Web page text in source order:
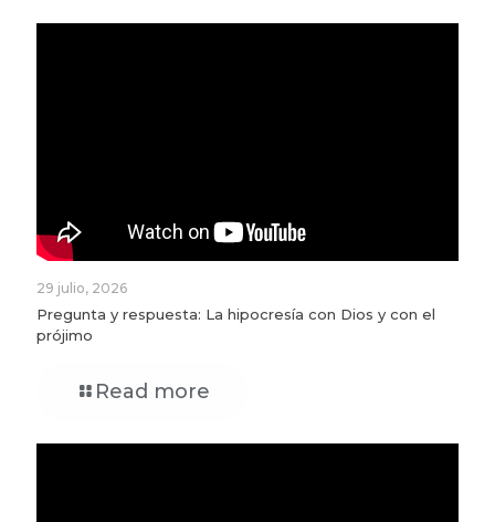
29 julio, 2026
Pregunta y respuesta: La hipocresía con Dios y con el
prójimo
Read more